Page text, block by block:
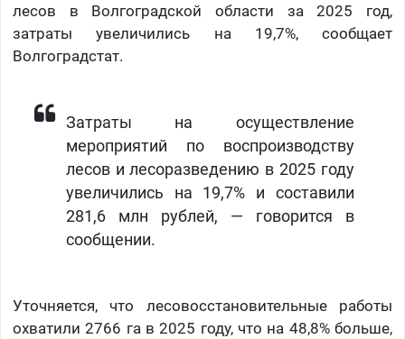
лесов в Волгоградской области за 2025 год,
затраты увеличились на 19,7%, сообщает
Волгоградстат.
Затраты на осуществление
мероприятий по воспроизводству
лесов и лесоразведению в 2025 году
увеличились на 19,7% и составили
281,6 млн рублей, — говорится в
сообщении.
Уточняется, что лесовосстановительные работы
охватили 2766 га в 2025 году, что на 48,8% больше,